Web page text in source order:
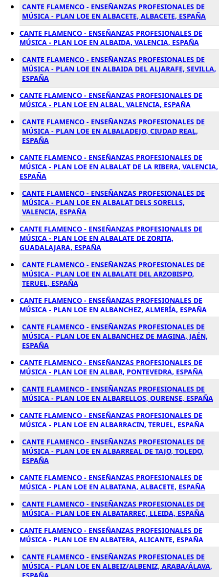
CANTE FLAMENCO - ENSEÑANZAS PROFESIONALES DE
MÚSICA - PLAN LOE EN ALBACETE, ALBACETE, ESPAÑA
CANTE FLAMENCO - ENSEÑANZAS PROFESIONALES DE
MÚSICA - PLAN LOE EN ALBAIDA, VALENCIA, ESPAÑA
CANTE FLAMENCO - ENSEÑANZAS PROFESIONALES DE
MÚSICA - PLAN LOE EN ALBAIDA DEL ALJARAFE, SEVILLA,
ESPAÑA
CANTE FLAMENCO - ENSEÑANZAS PROFESIONALES DE
MÚSICA - PLAN LOE EN ALBAL, VALENCIA, ESPAÑA
CANTE FLAMENCO - ENSEÑANZAS PROFESIONALES DE
MÚSICA - PLAN LOE EN ALBALADEJO, CIUDAD REAL,
ESPAÑA
CANTE FLAMENCO - ENSEÑANZAS PROFESIONALES DE
MÚSICA - PLAN LOE EN ALBALAT DE LA RIBERA, VALENCIA,
ESPAÑA
CANTE FLAMENCO - ENSEÑANZAS PROFESIONALES DE
MÚSICA - PLAN LOE EN ALBALAT DELS SORELLS,
VALENCIA, ESPAÑA
CANTE FLAMENCO - ENSEÑANZAS PROFESIONALES DE
MÚSICA - PLAN LOE EN ALBALATE DE ZORITA,
GUADALAJARA, ESPAÑA
CANTE FLAMENCO - ENSEÑANZAS PROFESIONALES DE
MÚSICA - PLAN LOE EN ALBALATE DEL ARZOBISPO,
TERUEL, ESPAÑA
CANTE FLAMENCO - ENSEÑANZAS PROFESIONALES DE
MÚSICA - PLAN LOE EN ALBANCHEZ, ALMERÍA, ESPAÑA
CANTE FLAMENCO - ENSEÑANZAS PROFESIONALES DE
MÚSICA - PLAN LOE EN ALBANCHEZ DE MAGINA, JAÉN,
ESPAÑA
CANTE FLAMENCO - ENSEÑANZAS PROFESIONALES DE
MÚSICA - PLAN LOE EN ALBAR, PONTEVEDRA, ESPAÑA
CANTE FLAMENCO - ENSEÑANZAS PROFESIONALES DE
MÚSICA - PLAN LOE EN ALBARELLOS, OURENSE, ESPAÑA
CANTE FLAMENCO - ENSEÑANZAS PROFESIONALES DE
MÚSICA - PLAN LOE EN ALBARRACIN, TERUEL, ESPAÑA
CANTE FLAMENCO - ENSEÑANZAS PROFESIONALES DE
MÚSICA - PLAN LOE EN ALBARREAL DE TAJO, TOLEDO,
ESPAÑA
CANTE FLAMENCO - ENSEÑANZAS PROFESIONALES DE
MÚSICA - PLAN LOE EN ALBATANA, ALBACETE, ESPAÑA
CANTE FLAMENCO - ENSEÑANZAS PROFESIONALES DE
MÚSICA - PLAN LOE EN ALBATARREC, LLEIDA, ESPAÑA
CANTE FLAMENCO - ENSEÑANZAS PROFESIONALES DE
MÚSICA - PLAN LOE EN ALBATERA, ALICANTE, ESPAÑA
CANTE FLAMENCO - ENSEÑANZAS PROFESIONALES DE
MÚSICA - PLAN LOE EN ALBEIZ/ALBENIZ, ARABA/ÁLAVA,